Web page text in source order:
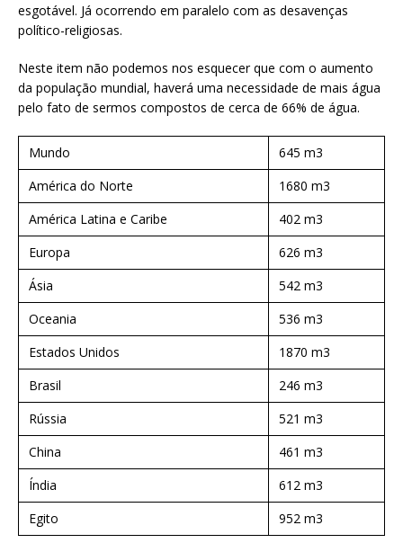
esgotável. Já ocorrendo em paralelo com as desavenças
político-religiosas.
Neste item não podemos nos esquecer que com o aumento
da população mundial, haverá uma necessidade de mais água
pelo fato de sermos compostos de cerca de 66% de água.
Mundo
645 m3
América do Norte
1680 m3
América Latina e Caribe
402 m3
Europa
626 m3
Ásia
542 m3
Oceania
536 m3
Estados Unidos
1870 m3
Brasil
246 m3
Rússia
521 m3
China
461 m3
Índia
612 m3
Egito
952 m3